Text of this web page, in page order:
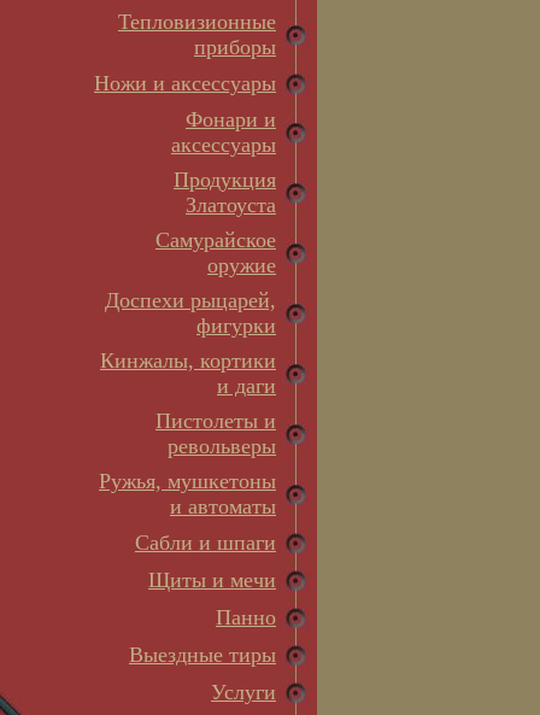
Тепловизионные
приборы
Ножи и аксессуары
Фонари и
аксессуары
Продукция
Златоуста
Самурайское
оружие
Доспехи рыцарей,
фигурки
Кинжалы, кортики
и даги
Пистолеты и
револьверы
Ружья, мушкетоны
и автоматы
Сабли и шпаги
Щиты и мечи
Панно
Выездные тиры
Услуги